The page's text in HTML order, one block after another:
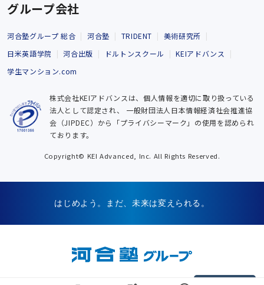
グループ会社
河合塾グループ 総合 河合塾 TRIDENT
美術研究所
日米英語学院
河合出版 ドルトンスクール
KEIアドバンス
学生マンション.com
株式会社KEIアドバンスは、個人情報を適切に取り扱っている
法人として認定され、 一般財団法人日本情報経済社会推進協
会（JIPDEC）から「プライバシーマーク」の使用を認められ
ております。
Copyright© KEI Advanced, Inc. All Rights Reserved.
はじめよう。まだ、未来は変えられる。